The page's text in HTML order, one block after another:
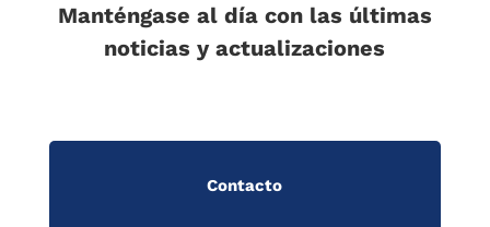
Manténgase al día con las últimas
noticias y actualizaciones
Contacto